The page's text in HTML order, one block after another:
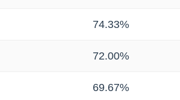
74.33%
72.00%
69.67%